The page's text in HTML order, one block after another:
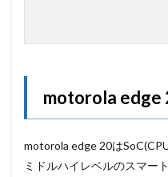
motorola edge
motorola edge 20は
ミドルハイレベルのスマート